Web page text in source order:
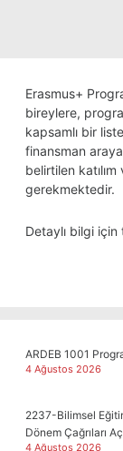
Erasmus+
bireylere,
kapsamlı bir
finansman
belirtilen
gerekmektedir.
Detaylı bilgi için
ARDEB 1001
4 Ağustos 2026
2237-Bilimsel
Dönem Çağrıları
4 Ağustos 2026